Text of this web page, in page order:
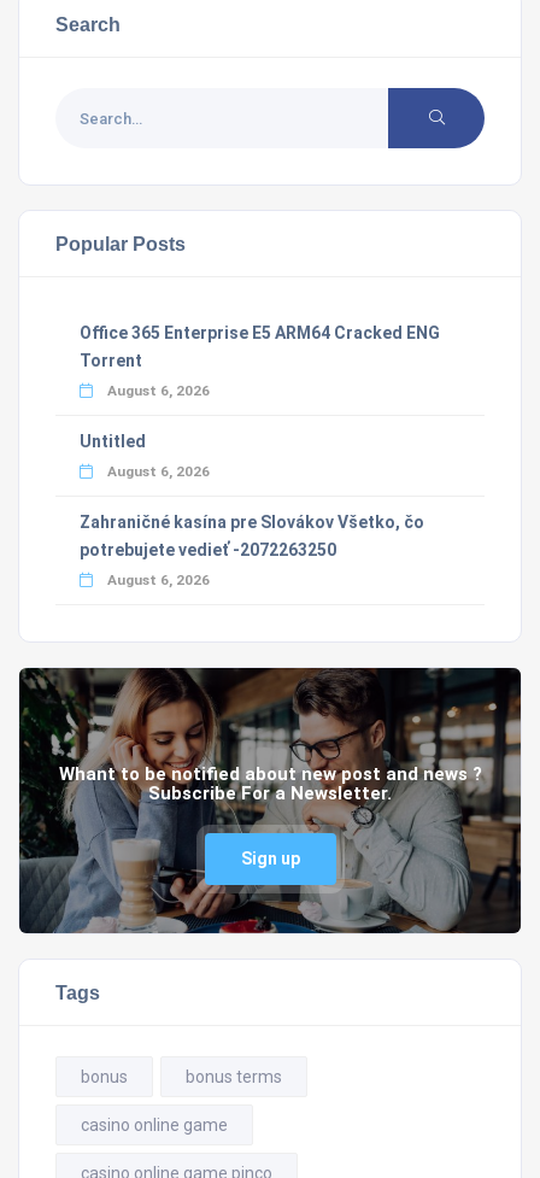
Search
Popular Posts
Office 365 Enterprise E5 ARM64 Cracked ENG
Torrent
August 6, 2026
Untitled
August 6, 2026
Zahraničné kasína pre Slovákov Všetko, čo
potrebujete vedieť -2072263250
August 6, 2026
Whant to be notified about new post and news ?
Subscribe For a Newsletter.
Sign up
Tags
bonus bonus terms
casino online game
casino online game pinco